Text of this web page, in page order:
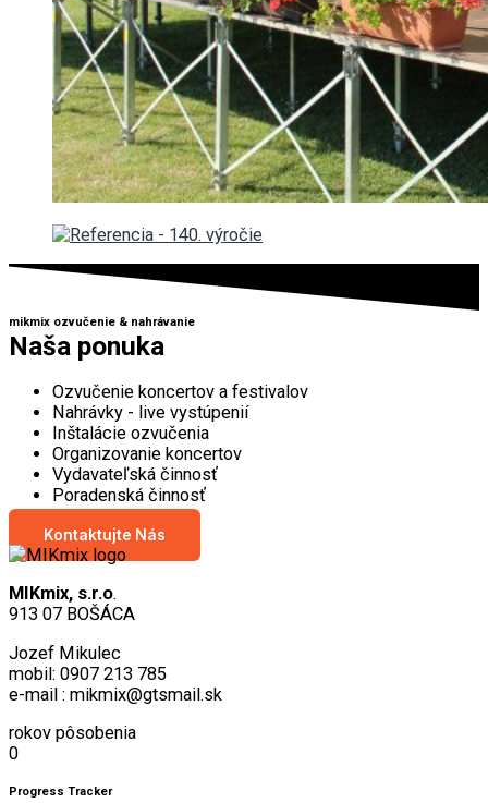
mikmix ozvučenie & nahrávanie
Naša ponuka
Ozvučenie koncertov a festivalov
Nahrávky - live vystúpenií
Inštalácie ozvučenia
Organizovanie koncertov
Vydavateľská činnosť
Poradenská činnosť
Kontaktujte Nás
MIKmix, s.r.o.
913 07 BOŠÁCA
Jozef Mikulec
mobil: 0907 213 785
e-mail : mikmix@gtsmail.sk
rokov pôsobenia
0
Progress Tracker